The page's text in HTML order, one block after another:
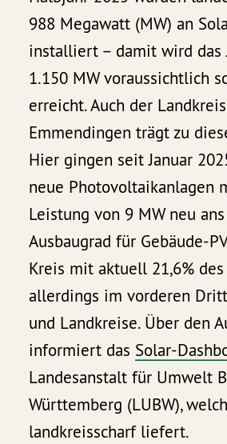
988 Megawatt (MW) an
installiert – damit wird das
1.150 MW voraussichtlich
erreicht. Auch der Landkreis
Emmendingen trägt zu
Hier gingen seit Januar
neue Photovoltaikanlagen
Leistung von 9 MW neu
Ausbaugrad für Gebäude-
Kreis mit aktuell 21,6%
allerdings im vorderen
und Landkreise. Über den
informiert das Solar-
Landesanstalt für Umwelt
Württemberg (LUBW),
landkreisscharf liefert.